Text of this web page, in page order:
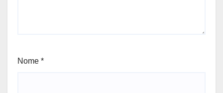
Nome *